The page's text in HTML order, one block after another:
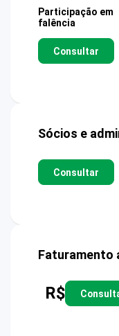
Participação em
falência
Consultar
Sócios e
Consultar
Faturamento
R$